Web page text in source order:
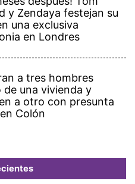
y Zendaya festejan su
una exclusiva
en Londres
a tres hombres
de una vivienda y
a otro con presunta
Colón